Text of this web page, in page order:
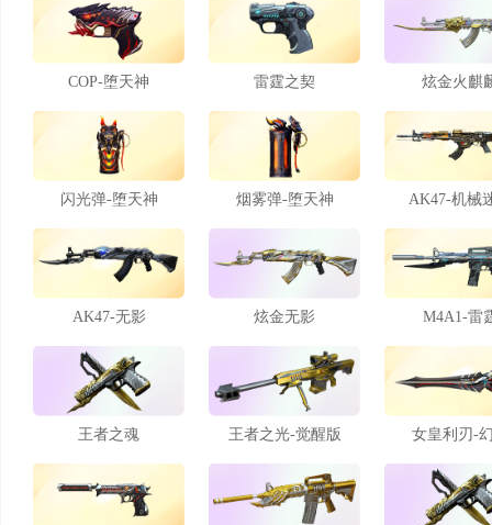
COP-堕天神 雷霆之契 炫金火麒
闪光弹-堕天神 烟雾弹-堕天神 AK47-机械
AK47-无影 炫金无影 M4A1-雷
王者之魂 王者之光-觉醒版 女皇利刃-